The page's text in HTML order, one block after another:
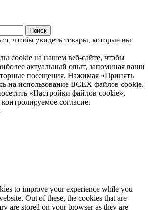
Поиск
чтобы увидеть товары, которые вы
cookie на нашем веб-сайте, чтобы
актуальный опыт, запоминая ваши
посещения. Нажимая «Принять
на использование ВСЕХ файлов cookie.
«Настройки файлов cookie»,
согласие.
to improve your experience while you
Out of these, the cookies that are
are stored on your browser as they are